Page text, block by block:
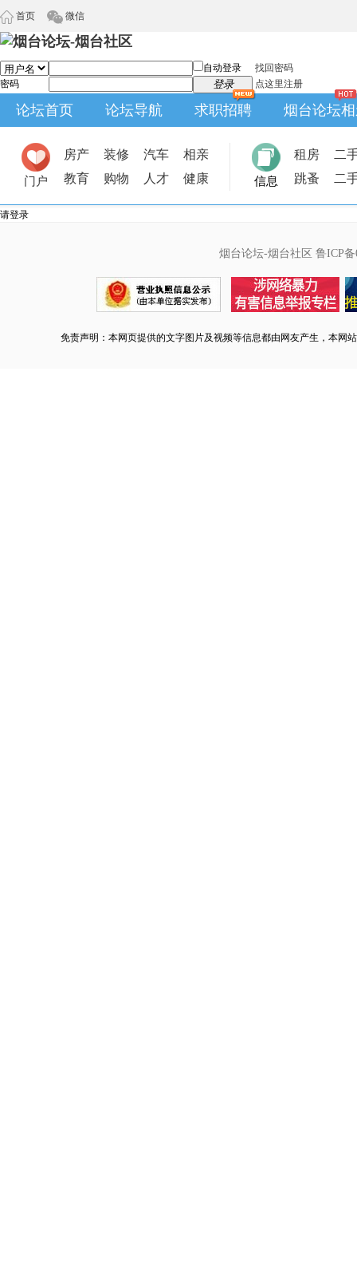
首页 微信
自动登录
找回密码
密码
登录 点这里注册
论坛首页 论坛导航 求职招聘 烟台论坛
门户
房产 装修 汽车
相亲
教育
购物 人才 健康 信息
租房
二
跳蚤
二
请登录
烟台论坛-烟台社区 鲁ICP备
免责声明：本网页提供的文字图片及视频等信息都由网友产生，本网